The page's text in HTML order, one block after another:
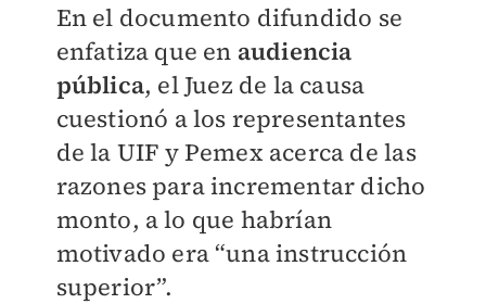
En el documento difundido se
enfatiza que en audiencia
pública, el Juez de la causa
cuestionó a los representantes
de la UIF y Pemex acerca de las
razones para incrementar dicho
monto, a lo que habrían
motivado era “una instrucción
superior”.